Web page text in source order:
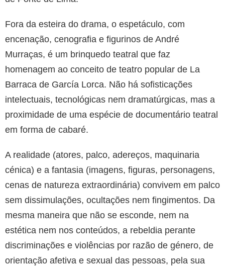
Fora da esteira do drama, o espetáculo, com
encenação, cenografia e figurinos de André
Murraças, é um brinquedo teatral que faz
homenagem ao conceito de teatro popular de La
Barraca de García Lorca. Não há sofisticações
intelectuais, tecnológicas nem dramatúrgicas, mas a
proximidade de uma espécie de documentário teatral
em forma de cabaré.
A realidade (atores, palco, adereços, maquinaria
cénica) e a fantasia (imagens, figuras, personagens,
cenas de natureza extraordinária) convivem em palco
sem dissimulações, ocultações nem fingimentos. Da
mesma maneira que não se esconde, nem na
estética nem nos conteúdos, a rebeldia perante
discriminações e violências por razão de género, de
orientação afetiva e sexual das pessoas, pela sua